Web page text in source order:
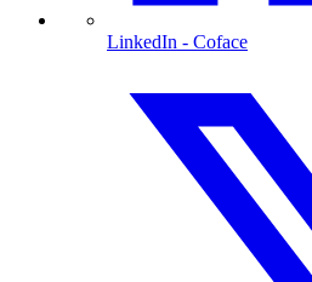
LinkedIn - Coface